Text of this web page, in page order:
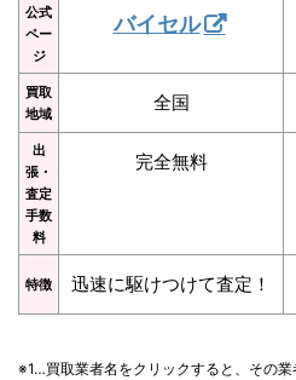
公式
ペー
ジ
バイセル
買取
地域
全国
出
張・
査定
手数
料
完全無料
特徴 迅速に駆けつけて査定！
※1…買取業者名をクリックすると、その